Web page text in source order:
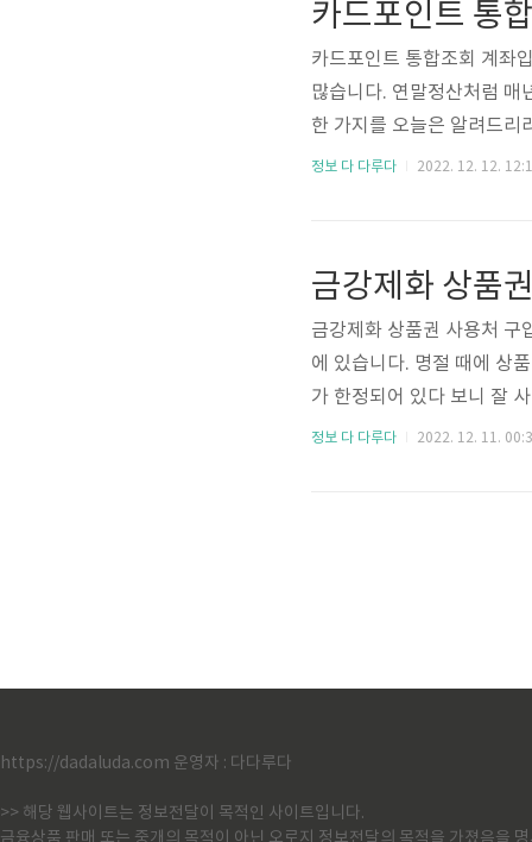
니다. 이번에 3번째 극장판
카드포인트 통합조회 계좌
많습니다. 연말정산처럼 매
한 가지를 오늘은 알려드리
모르시는 분들이 많아서 현
신금융협회 사이트로 넘어
정보 다 다루다 2022. 12. 12.
금강제화 상품
금강제화 상품권 사용처 구
에 있습니다. 명절 때에 상
가 한정되어 있다 보니 잘
에 여러 가지 사기도 하고,
정보 다 다루다 2022. 12. 11.
https://dadaluda.com 운영자 : 다다루다
>> 해당 웹사이트는 정보전달이 목적인 사이트입니다.